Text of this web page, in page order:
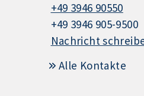
+49 3946 90550
+49 3946 905-9500
Nachricht
Alle Kontakte